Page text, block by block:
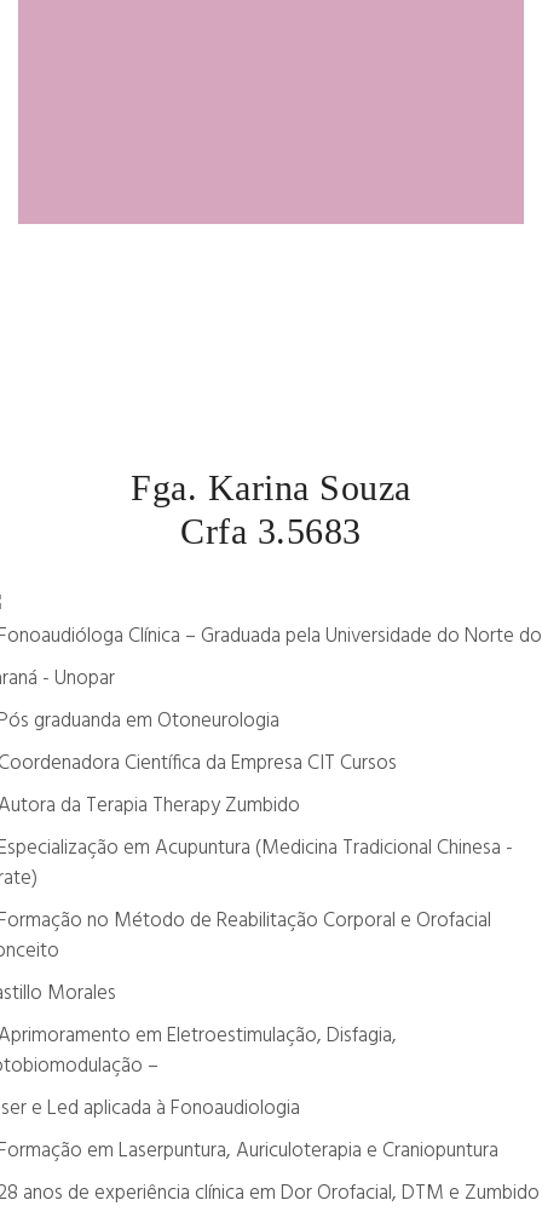
Fga. Karina Souza
Crfa 3.5683
Clínica – Graduada pela Universidade do Norte do
- Unopar
graduanda em Otoneurologia
Científica da Empresa CIT Cursos
da Terapia Therapy Zumbido
em Acupuntura (Medicina Tradicional Chinesa -
no Método de Reabilitação Corporal e Orofacial
Morales
em Eletroestimulação, Disfagia,
–
e Led aplicada à Fonoaudiologia
em Laserpuntura, Auriculoterapia e Craniopuntura
anos de experiência clínica em Dor Orofacial, DTM e Zumbido